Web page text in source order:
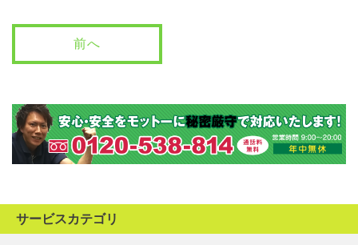
前へ
サービスカテゴリ